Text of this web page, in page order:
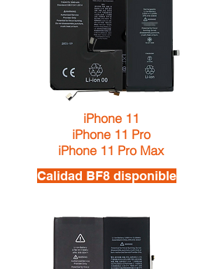
iPhone 11
iPhone 11 Pro
iPhone 11 Pro Max
Calidad BF8 disponible